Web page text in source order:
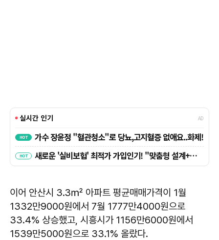
이어 안산시 3.3㎡ 아파트 평균매매가격이 1월
1332만9000원에서 7월 1777만4000원으로
33.4% 상승했고, 시흥시가 1156만6000원에서
1539만5000원으로 33.1% 올랐다.